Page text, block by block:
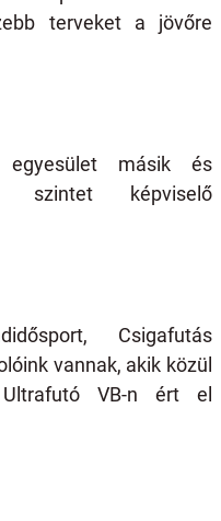
terveket a jövőre
másik és
szintet képviselő
Csigafutás
vannak, akik közül
VB-n ért el